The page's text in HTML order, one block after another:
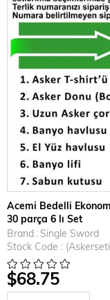
Acemi Bedelli
30 parça 6 lı Set
Brand : Single Sword
Stock Code
$68.75